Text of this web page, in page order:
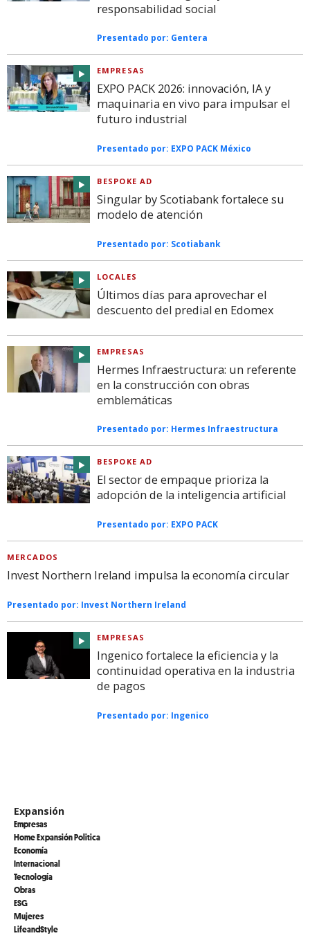
responsabilidad social
Presentado por: Gentera
EMPRESAS
EXPO PACK 2026: innovación, IA y
maquinaria en vivo para impulsar el
futuro industrial
Presentado por: EXPO PACK México
BESPOKE AD
Singular by Scotiabank fortalece su
modelo de atención
Presentado por: Scotiabank
LOCALES
Últimos días para aprovechar el
descuento del predial en Edomex
EMPRESAS
Hermes Infraestructura: un referente
en la construcción con obras
emblemáticas
Presentado por: Hermes Infraestructura
BESPOKE AD
El sector de empaque prioriza la
adopción de la inteligencia artificial
Presentado por: EXPO PACK
MERCADOS
Invest Northern Ireland impulsa la economía circular
Presentado por: Invest Northern Ireland
EMPRESAS
Ingenico fortalece la eficiencia y la
continuidad operativa en la industria
de pagos
Presentado por: Ingenico
Expansión
Empresas
Home Expansión Politica
Economía
Internacional
Tecnología
Obras
ESG
Mujeres
LifeandStyle